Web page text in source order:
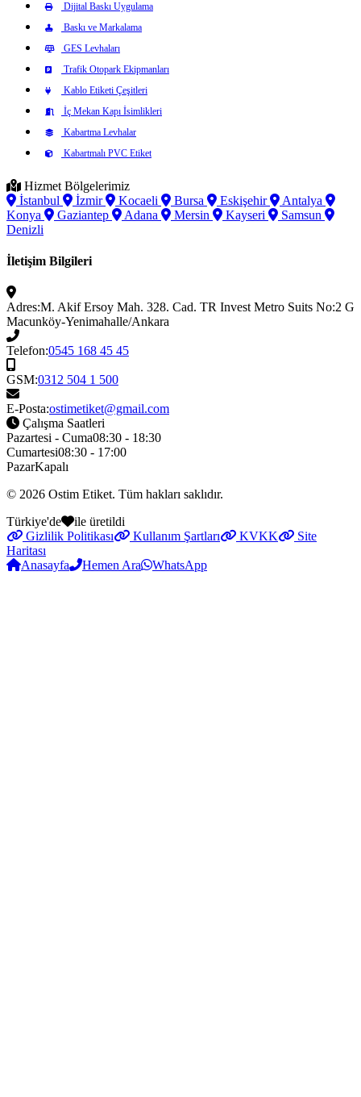
Dijital Baskı Uygulama
Baskı ve Markalama
GES Levhaları
Trafik Otopark Ekipmanları
Kablo Etiketi Çeşitleri
İç Mekan Kapı İsimlikleri
Kabartma Levhalar
Kabartmalı PVC Etiket
Hizmet Bölgelerimiz
İstanbul
İzmir Kocaeli Bursa Eskişehir
Antalya
Konya
Gaziantep Adana Mersin Kayseri
Samsun
Denizli
İletişim Bilgileri
Adres:M. Akif Ersoy Mah. 328. Cad. TR Invest Metro Suits No:2 G
Macunköy-Yenimahalle/Ankara
Telefon:0545 168 45 45
GSM:0312 504 1 500
E-Posta:ostimetiket@gmail.com
Çalışma Saatleri
Pazartesi - Cuma08:30 - 18:30
Cumartesi08:30 - 17:00
PazarKapalı
© 2026 Ostim Etiket. Tüm hakları saklıdır.
Türkiye'de
ile üretildi
Gizlilik Politikası
Kullanım Şartları KVKK
Site
Haritası
Anasayfa
Hemen Ara WhatsApp